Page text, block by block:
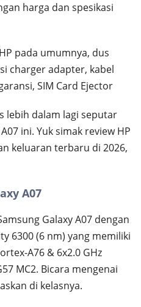
harga dan spesikasi
pada umumnya, dus
charger adapter, kabel
SIM Card Ejector
lebih dalam lagi seputar
ini. Yuk simak review HP
keluaran terbaru di 2026,
A07
Galaxy A07 dengan
6300 (6 nm) yang memiliki
A76 & 6x2.0 GHz
MC2. Bicara mengenai
di kelasnya.